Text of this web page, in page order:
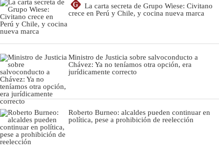
G
La carta secreta de Grupo Wiese: Civitano
crece en Perú y Chile, y cocina nueva marca
Ministro de Justicia sobre salvoconducto a
Chávez: Ya no teníamos otra opción, era
jurídicamente correcto
Roberto Burneo: alcaldes pueden continuar en
política, pese a prohibición de reelección